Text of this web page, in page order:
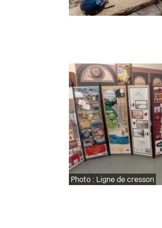
Photo : Ligne de cresson